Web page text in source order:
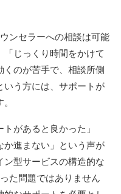
ンセラーへの相談は可能
じっくり時間をかけて
のが苦手で、相談所側
いう方には、サポートが
があると良かった」
か進まない」という声が
型サービスの構造的な
た問題ではありません